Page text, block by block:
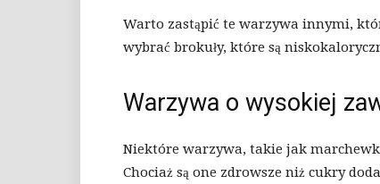
Warto zastąpić te warzywa innymi,
wybrać brokuły, które są
Warzywa o wysokiej
Niektóre warzywa, takie jak
Chociaż są one zdrowsze niż cukry